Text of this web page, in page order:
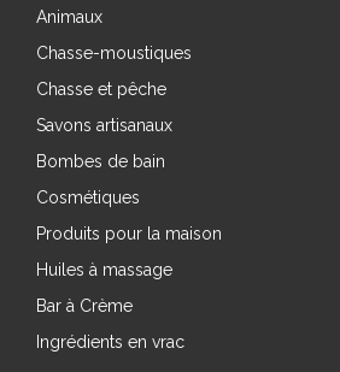
Animaux
Chasse-moustiques
Chasse et pêche
Savons artisanaux
Bombes de bain
Cosmétiques
Produits pour la maison
Huiles à massage
Bar à Crème
Ingrédients en vrac